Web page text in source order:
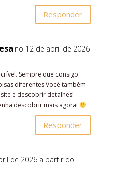
Responder
no 12 de abril de 2026
Sempre que consigo
diferentes Você também
e descobrir detalhes!
descobrir mais agora!
Responder
de 2026 a partir do